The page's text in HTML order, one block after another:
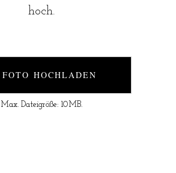
hoch.
FOTO HOCHLADEN
Max. Dateigröße: 10MB.